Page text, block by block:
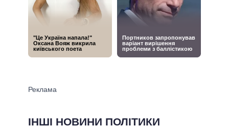
ІНШІ НОВИНИ ПОЛІТИКИ